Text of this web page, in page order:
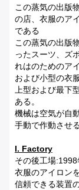
この蒸気の出版
の店、衣服のア
である
この蒸気の出版
ったスーツ、ズ
れはのためのア
および小型の衣
上型および最下
ある。
機械は空気が自
手動で作動させ
I. Factory
その後工場:1998
衣服のアイロン
信頼できる装置